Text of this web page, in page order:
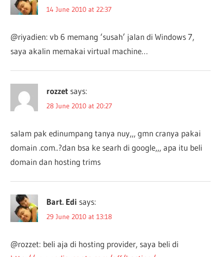
14 June 2010 at 22:37
@riyadien: vb 6 memang ‘susah’ jalan di Windows 7,
saya akalin memakai virtual machine…
rozzet says:
28 June 2010 at 20:27
salam pak edinumpang tanya nuy,,, gmn cranya pakai
domain .com..?dan bsa ke searh di google,,, apa itu beli
domain dan hosting trims
Bart. Edi says:
29 June 2010 at 13:18
@rozzet: beli aja di hosting provider, saya beli di